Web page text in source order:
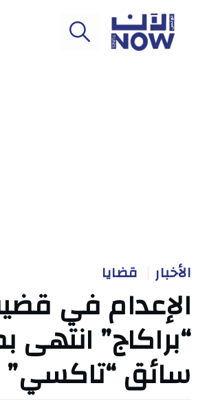
الأخبار قضايا
الإعدام في
“براكاج” انتهى
سائق “تاكسي”